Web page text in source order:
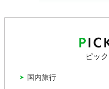
ピッ
国内旅行